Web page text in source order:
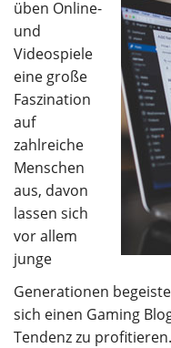
üben Online-
und
Videospiele
eine große
Faszination
auf
zahlreiche
Menschen
aus, davon
lassen sich
vor allem
junge
Generationen
sich einen Gaming
Tendenz zu